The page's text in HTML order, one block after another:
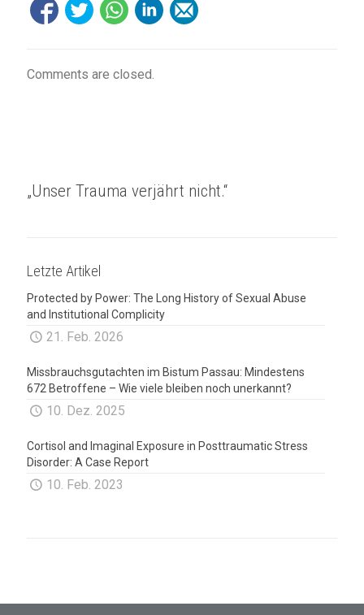
Comments are closed.
„Unser Trauma verjährt nicht.“
Letzte Artikel
Protected by Power: The Long History of Sexual Abuse
and Institutional Complicity
21. Feb. 2026
Missbrauchsgutachten im Bistum Passau: Mindestens
672 Betroffene – Wie viele bleiben noch unerkannt?
10. Dez. 2025
Cortisol and Imaginal Exposure in Posttraumatic Stress
Disorder: A Case Report
10. Feb. 2023